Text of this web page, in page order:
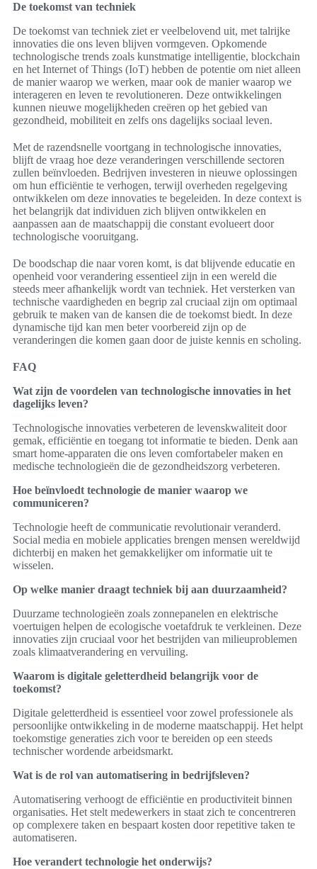
De toekomst van techniek
De toekomst van techniek ziet er veelbelovend uit, met talrijke
innovaties die ons leven blijven vormgeven. Opkomende
technologische trends zoals kunstmatige intelligentie, blockchain
en het Internet of Things (IoT) hebben de potentie om niet alleen
de manier waarop we werken, maar ook de manier waarop we
interageren en leven te revolutioneren. Deze ontwikkelingen
kunnen nieuwe mogelijkheden creëren op het gebied van
gezondheid, mobiliteit en zelfs ons dagelijks sociaal leven.
Met de razendsnelle voortgang in technologische innovaties,
blijft de vraag hoe deze veranderingen verschillende sectoren
zullen beïnvloeden. Bedrijven investeren in nieuwe oplossingen
om hun efficiëntie te verhogen, terwijl overheden regelgeving
ontwikkelen om deze innovaties te begeleiden. In deze context is
het belangrijk dat individuen zich blijven ontwikkelen en
aanpassen aan de maatschappij die constant evolueert door
technologische vooruitgang.
De boodschap die naar voren komt, is dat blijvende educatie en
openheid voor verandering essentieel zijn in een wereld die
steeds meer afhankelijk wordt van techniek. Het versterken van
technische vaardigheden en begrip zal cruciaal zijn om optimaal
gebruik te maken van de kansen die de toekomst biedt. In deze
dynamische tijd kan men beter voorbereid zijn op de
veranderingen die komen gaan door de juiste kennis en scholing.
FAQ
Wat zijn de voordelen van technologische innovaties in het
dagelijks leven?
Technologische innovaties verbeteren de levenskwaliteit door
gemak, efficiëntie en toegang tot informatie te bieden. Denk aan
smart home-apparaten die ons leven comfortabeler maken en
medische technologieën die de gezondheidszorg verbeteren.
Hoe beïnvloedt technologie de manier waarop we
communiceren?
Technologie heeft de communicatie revolutionair veranderd.
Social media en mobiele applicaties brengen mensen wereldwijd
dichterbij en maken het gemakkelijker om informatie uit te
wisselen.
Op welke manier draagt techniek bij aan duurzaamheid?
Duurzame technologieën zoals zonnepanelen en elektrische
voertuigen helpen de ecologische voetafdruk te verkleinen. Deze
innovaties zijn cruciaal voor het bestrijden van milieuproblemen
zoals klimaatverandering en vervuiling.
Waarom is digitale geletterdheid belangrijk voor de
toekomst?
Digitale geletterdheid is essentieel voor zowel professionele als
persoonlijke ontwikkeling in de moderne maatschappij. Het helpt
toekomstige generaties zich voor te bereiden op een steeds
technischer wordende arbeidsmarkt.
Wat is de rol van automatisering in bedrijfsleven?
Automatisering verhoogt de efficiëntie en productiviteit binnen
organisaties. Het stelt medewerkers in staat zich te concentreren
op complexere taken en bespaart kosten door repetitive taken te
automatiseren.
Hoe verandert technologie het onderwijs?